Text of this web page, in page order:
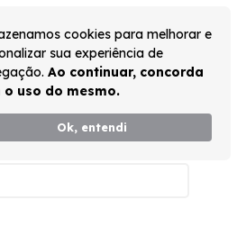
cookies para melhorar e
sua experiência de
Ao continuar, concorda
o uso do mesmo.
Ok, entendi